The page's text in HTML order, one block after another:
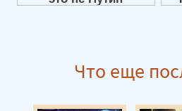
Что еще